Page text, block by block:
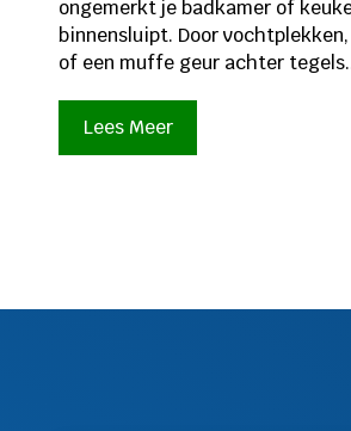
ongemerkt je badkamer of
binnensluipt. Door
of een muffe geur achter
Lees Meer